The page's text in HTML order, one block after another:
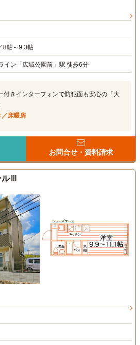
8帖～9.3帖
イン「広域公園前」駅 徒歩6分
付きインターフォンで防犯面も安心の「大
床暖房
お問合せ・資料請求
Ⅲ